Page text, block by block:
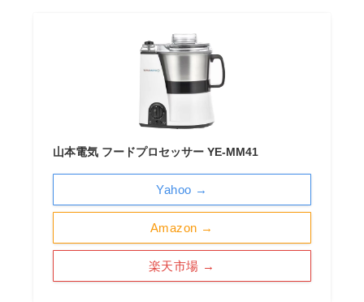
山本電気 フードプロセッサー YE-MM41
Amazon →
楽天市場 →
Yahoo →